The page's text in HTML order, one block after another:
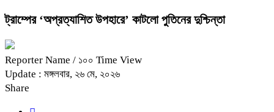
ট্রাম্পের ‘অপ্রত্যাশিত উপহারে’ কাটলো পুতিনের দুশ্চিন্তা
Reporter Name / ১০০ Time View
Update : মঙ্গলবার, ২৬ মে, ২০২৬
Share